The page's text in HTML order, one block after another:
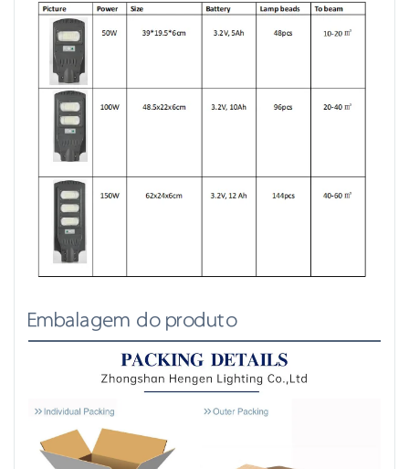
Embalagem do produto